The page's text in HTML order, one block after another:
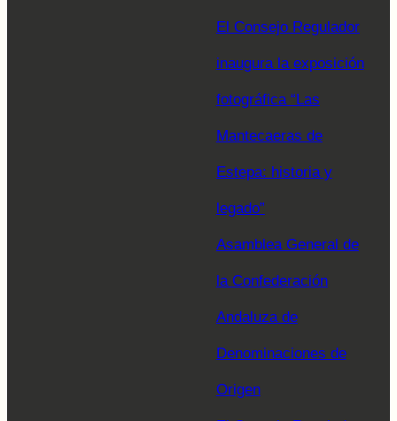
El Consejo Regulador
inaugura la exposición
fotográfica “Las
Mantecaeras de
Estepa: historia y
legado”
Asamblea General de
la Confederación
Andaluza de
Denominaciones de
Origen